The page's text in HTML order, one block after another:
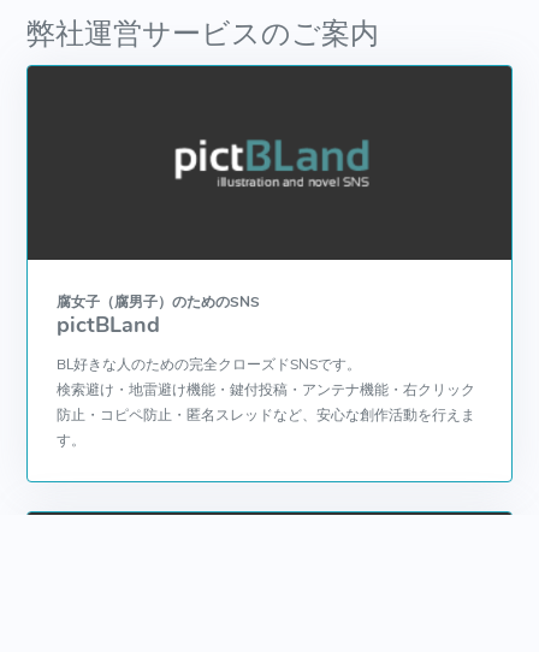
弊社運営サービスのご案内
腐女子（腐男子）のためのSNS
pictBLand
BL好きな人のための完全クローズドSNSです。
検索避け・地雷避け機能・鍵付投稿・アンテナ機能・右クリック
防止・コピペ防止・匿名スレッドなど、安心な創作活動を行えま
す。